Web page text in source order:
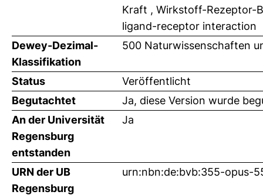
Kraft , Wirkstoff-Rezeptor-
ligand-receptor interaction
Dewey-Dezimal-
Klassifikation
500 Naturwissenschaften
Status
Veröffentlicht
Begutachtet
Ja, diese Version wurde
An der Universität
Regensburg
entstanden
Ja
URN der UB
Regensburg
urn:nbn:de:bvb:355-opus-